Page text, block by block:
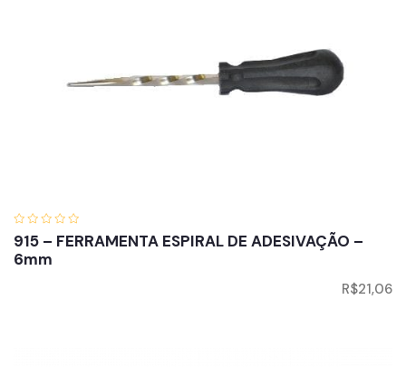
915 – FERRAMENTA ESPIRAL DE ADESIVAÇÃO –
6mm
R$21,06